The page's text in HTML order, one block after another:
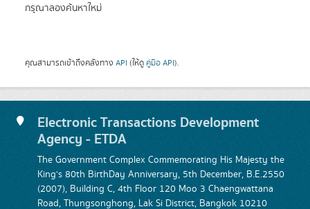
กรุณาลองค้นหาใหม่
คุณสามารถเข้าถึงคลังทาง API (ให้ดู คู่มือ API).
Electronic Transactions Development
Agency - ETDA
The Government Complex Commemorating His Majesty the
King's 80th BirthDay Anniversary, 5th December, B.E.2550
(2007), Building C, 4th Floor 120 Moo 3 Chaengwattana
Road, Thungsonghong, Lak Si District, Bangkok 10210